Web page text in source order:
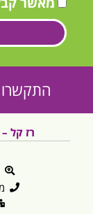
התקשרו
רז קל